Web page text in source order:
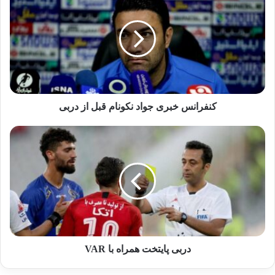
خوب داشته باشد، می‌تواند برنده شود. باید فرصت
طلب باشیم و از موقعیت‌ها خوب استفاده کنیم. با
توجه به اینکه هر دو تیم مربیان و بازیکنان خوبی
دارند، باید شاهد یک بازی خوب و جذاب باشیم.
امیدوارم بازی به سمتی پیش برود که بحث‌های
فنی بیشتر باشد و برای هواداران هم جذاب باشد
که در این هوای آلوده بازی را نگاه می‌کنند. از
کنفرانس خبری جواد نکونام قبل از دربی
دربی پایتخت همراه با VAR